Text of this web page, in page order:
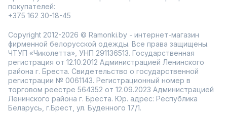
воспользоваться акциями и оформить доставку по России.
покупателей:
+375 162 30-18-45
Copyright 2012-2026 © Ramonki.by - интернет-магазин
фирменной белорусской одежды. Все права защищены.
ЧТУП «Чиколетта», УНП 291136513. Государственная
регистрация от 12.10.2012 Администрацией Ленинского
района г. Бреста. Свидетельство о государственной
регистрации № 0061143. Регистрационный номер в
торговом реестре 564352 от 12.09.2023 Администрацией
Ленинского района г. Бреста. Юр. адрес: Республика
Беларусь, г.Брест, ул. Буденного 17/1.